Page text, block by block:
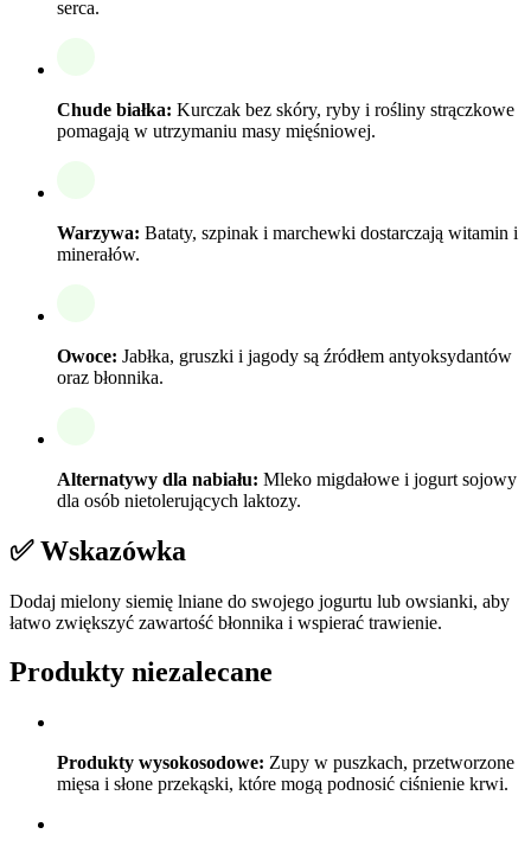
serca.
Chude białka: Kurczak bez skóry, ryby i rośliny strączkowe
pomagają w utrzymaniu masy mięśniowej.
Warzywa: Bataty, szpinak i marchewki dostarczają witamin i
minerałów.
Owoce: Jabłka, gruszki i jagody są źródłem antyoksydantów
oraz błonnika.
Alternatywy dla nabiału: Mleko migdałowe i jogurt sojowy
dla osób nietolerujących laktozy.
✅ Wskazówka
Dodaj mielony siemię lniane do swojego jogurtu lub owsianki, aby
łatwo zwiększyć zawartość błonnika i wspierać trawienie.
Produkty niezalecane
Produkty wysokosodowe: Zupy w puszkach, przetworzone
mięsa i słone przekąski, które mogą podnosić ciśnienie krwi.